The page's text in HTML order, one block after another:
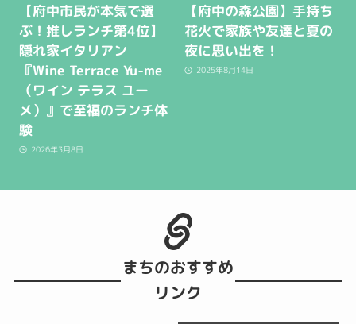
【府中市民が本気で選
ぶ！推しランチ第4位】
隠れ家イタリアン
『Wine Terrace Yu-me
（ワイン テラス ユー
メ）』で至福のランチ体
験
2026年3月8日
【府中の森公園】手持ち
花火で家族や友達と夏の
夜に思い出を！
2025年8月14日
まちのおすすめ
リンク